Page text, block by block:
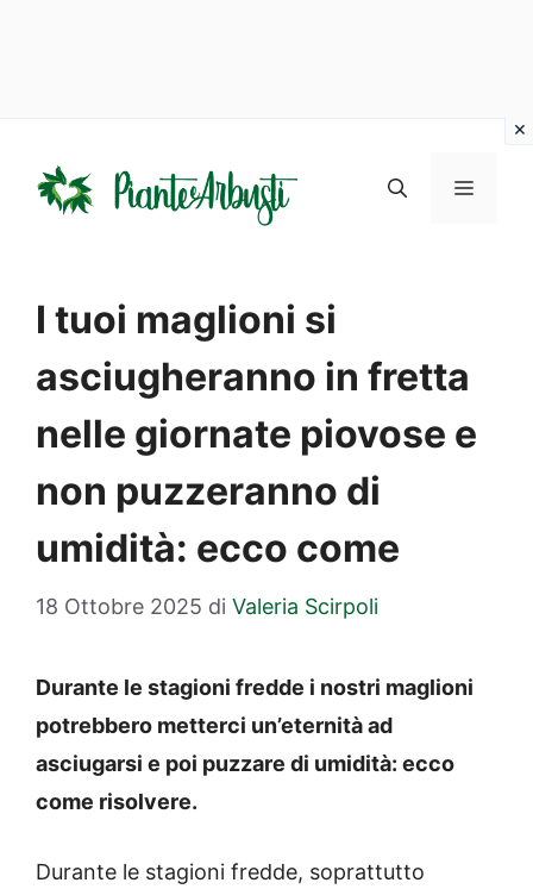
contenuto
MENU
I tuoi maglioni si
asciugheranno in fretta
nelle giornate piovose e
non puzzeranno di
umidità: ecco come
18 Ottobre 2025 di Valeria Scirpoli
Durante le stagioni fredde i nostri maglioni
potrebbero metterci un’eternità ad
asciugarsi e poi puzzare di umidità: ecco
come risolvere.
Durante le stagioni fredde, soprattutto